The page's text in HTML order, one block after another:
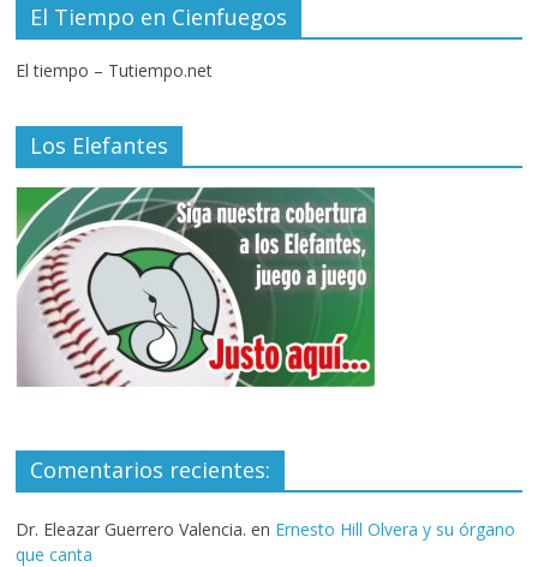
El Tiempo en Cienfuegos
El tiempo – Tutiempo.net
Los Elefantes
Comentarios recientes:
Dr. Eleazar Guerrero Valencia. en Ernesto Hill Olvera y su órgano
que canta